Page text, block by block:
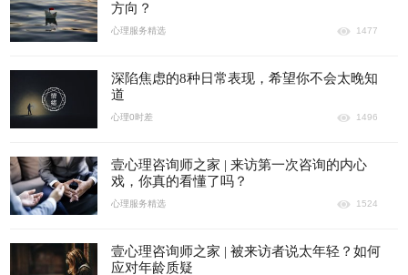
方向？
心理服务精选 1477
深陷焦虑的8种日常表现，希望你不会太晚知
道
心理0时差 1496
壹心理咨询师之家 | 来访第一次咨询的内心
戏，你真的看懂了吗？
心理服务精选 1524
壹心理咨询师之家 | 被来访者说太年轻？如何
应对年龄质疑